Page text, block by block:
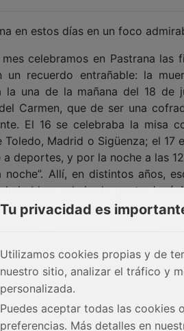
en estos días en un foco
celebramos en Pastrana las
un recuerdo entrañable: la
la una de la mañana del 18 de
Carmen, que de ser una
El 16 se celebraba la misa
Madrid o Sigüenza; el 17
deportes, y por la noche a las
Allí, en distintos años,
y admirado poeta José
declamaba emocionado
se desplomó de repente
sobre todo José Antonio
por la ineficacia del
comprenderá la alegría que
Princesa de Éboli,
por alguna aportación cultural
de nuestro poeta.
Tu privacidad es
Utilizamos cookies propias y de
nuestro sitio, analizar el tráfico y
personalizada.
Puedes aceptar todas las cookies
preferencias. Más detalles en